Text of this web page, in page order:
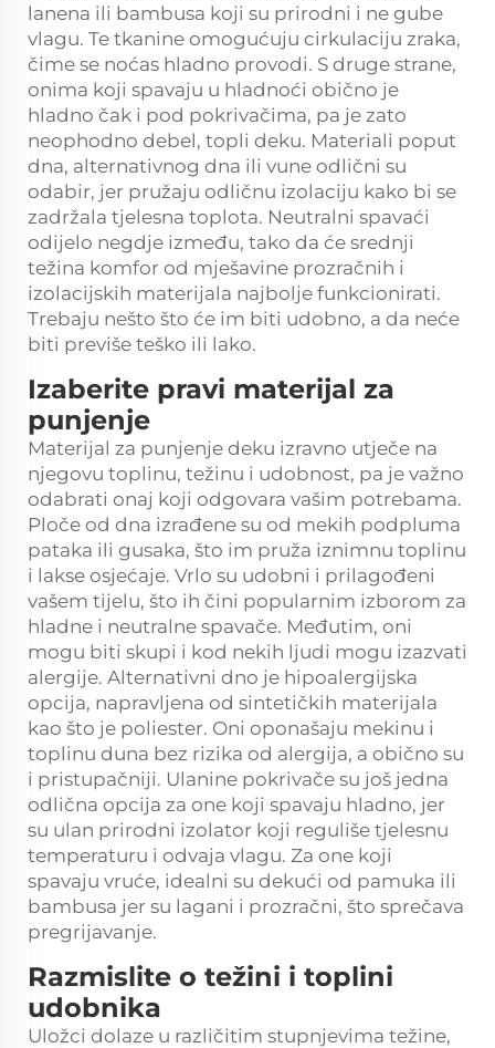
lanena ili bambusa koji su prirodni i ne gube
vlagu. Te tkanine omogućuju cirkulaciju zraka,
čime se noćas hladno provodi. S druge strane,
onima koji spavaju u hladnoći obično je
hladno čak i pod pokrivačima, pa je zato
neophodno debel, topli deku. Materiali poput
dna, alternativnog dna ili vune odlični su
odabir, jer pružaju odličnu izolaciju kako bi se
zadržala tjelesna toplota. Neutralni spavaći
odijelo negdje između, tako da će srednji
težina komfor od mješavine prozračnih i
izolacijskih materijala najbolje funkcionirati.
Trebaju nešto što će im biti udobno, a da neće
biti previše teško ili lako.
Izaberite pravi materijal za
punjenje
Materijal za punjenje deku izravno utječe na
njegovu toplinu, težinu i udobnost, pa je važno
odabrati onaj koji odgovara vašim potrebama.
Ploče od dna izrađene su od mekih podpluma
pataka ili gusaka, što im pruža iznimnu toplinu
i lakse osjećaje. Vrlo su udobni i prilagođeni
vašem tijelu, što ih čini popularnim izborom za
hladne i neutralne spavače. Međutim, oni
mogu biti skupi i kod nekih ljudi mogu izazvati
alergije. Alternativni dno je hipoalergijska
opcija, napravljena od sintetičkih materijala
kao što je poliester. Oni oponašaju mekinu i
toplinu duna bez rizika od alergija, a obično su
i pristupačniji. Ulanine pokrivače su još jedna
odlična opcija za one koji spavaju hladno, jer
su ulan prirodni izolator koji reguliše tjelesnu
temperaturu i odvaja vlagu. Za one koji
spavaju vruće, idealni su dekući od pamuka ili
bambusa jer su lagani i prozračni, što sprečava
pregrijavanje.
Razmislite o težini i toplini
udobnika
Uložci dolaze u različitim stupnjevima težine,